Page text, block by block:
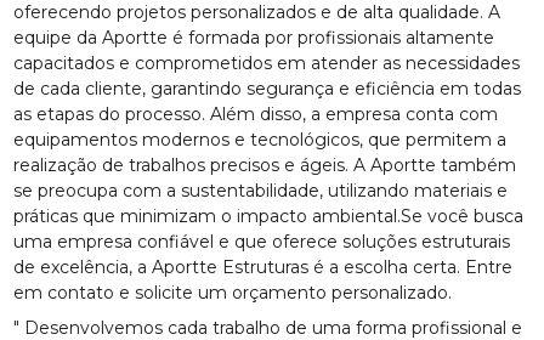
oferecendo projetos personalizados e de alta qualidade. A
equipe da Aportte é formada por profissionais altamente
capacitados e comprometidos em atender as necessidades
de cada cliente, garantindo segurança e eficiência em todas
as etapas do processo. Além disso, a empresa conta com
equipamentos modernos e tecnológicos, que permitem a
realização de trabalhos precisos e ágeis. A Aportte também
se preocupa com a sustentabilidade, utilizando materiais e
práticas que minimizam o impacto ambiental.Se você busca
uma empresa confiável e que oferece soluções estruturais
de excelência, a Aportte Estruturas é a escolha certa. Entre
em contato e solicite um orçamento personalizado.
" Desenvolvemos cada trabalho de uma forma profissional e